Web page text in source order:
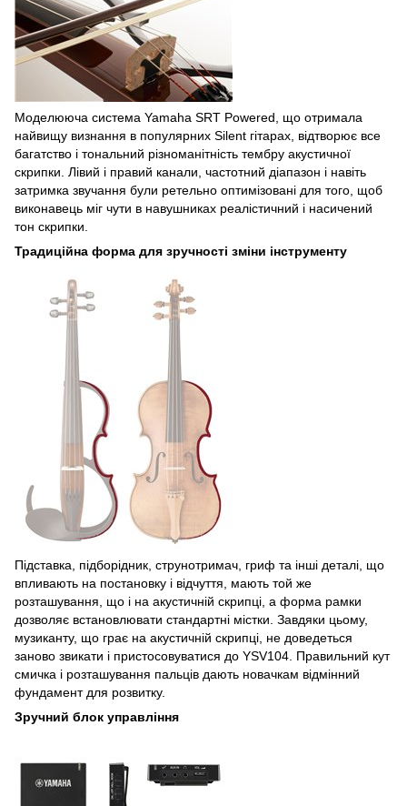
Моделююча система Yamaha SRT Powered, що отримала
найвищу визнання в популярних Silent гітарах, відтворює все
багатство і тональний різноманітність тембру акустичної
скрипки. Лівий і правий канали, частотний діапазон і навіть
затримка звучання були ретельно оптимізовані для того, щоб
виконавець міг чути в навушниках реалістичний і насичений
тон скрипки.
Традиційна форма для зручності зміни інструменту
Підставка, підборідник, струнотримач, гриф та інші деталі, що
впливають на постановку і відчуття, мають той же
розташування, що і на акустичній скрипці, а форма рамки
дозволяє встановлювати стандартні містки. Завдяки цьому,
музиканту, що грає на акустичній скрипці, не доведеться
заново звикати і пристосовуватися до YSV104. Правильний кут
смичка і розташування пальців дають новачкам відмінний
фундамент для розвитку.
Зручний блок управління